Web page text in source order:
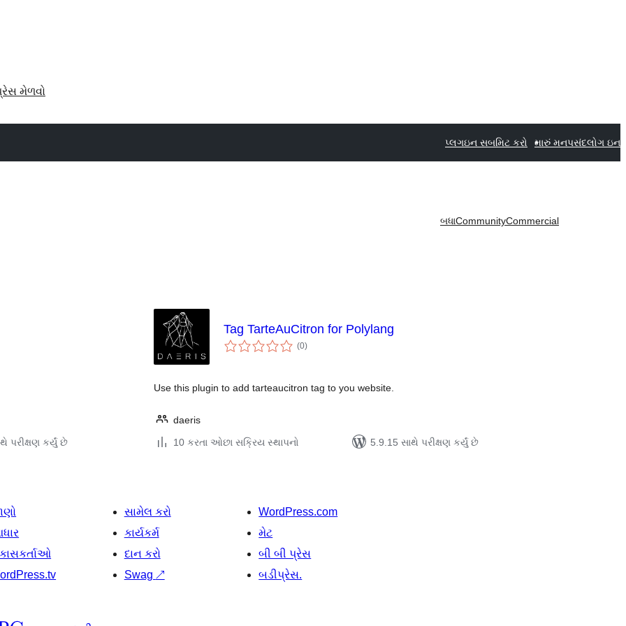
મેળવો
પ્લગઇન સબમિટ કરો મારું મનપસંદલોગ ઇન
બધાCommunityCommercial
પરીક્ષણ કર્યું છે
Tag TarteAuCitron for Polylang
(0કુલ
રેટિંગ્સ
)
Use this plugin to add tarteaucitron tag to you website.
daeris
10 કરતા ઓછા સક્રિય સ્થાપનો
5.9.15 સાથે પરીક્ષણ કર્યું છે
સામેલ કરો
કાર્યકર્મ
દાન કરો
Swag ↗
WordPress.com
મેટ
બી બી પ્રેસ
બડીપ્રેસ.